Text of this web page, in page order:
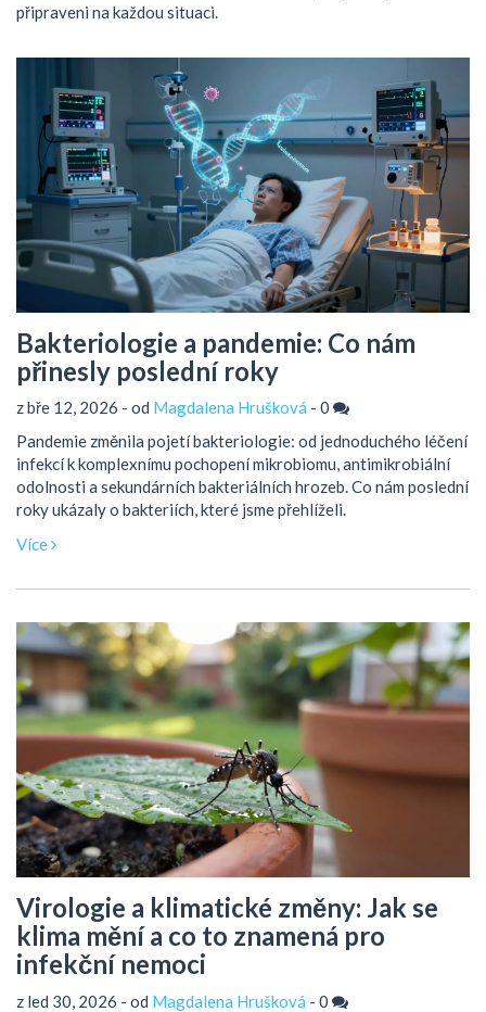
připraveni na každou situaci.
Bakteriologie a pandemie: Co nám
přinesly poslední roky
z bře 12, 2026 - od Magdalena Hrušková - 0
Pandemie změnila pojetí bakteriologie: od jednoduchého léčení
infekcí k komplexnímu pochopení mikrobiomu, antimikrobiální
odolnosti a sekundárních bakteriálních hrozeb. Co nám poslední
roky ukázaly o bakteriích, které jsme přehlíželi.
Více
Virologie a klimatické změny: Jak se
klima mění a co to znamená pro
infekční nemoci
z led 30, 2026 - od Magdalena Hrušková - 0